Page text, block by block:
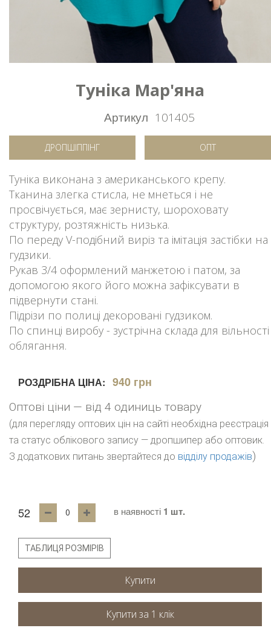
Туніка Мар'яна
Артикул 101405
ДРОПШІППІНГ ОПТ
Туніка виконана з американського крепу.
Тканина злегка стисла, не мнеться і не
просвічується, має зернисту, шороховату
структуру, розтяжність низька.
По переду V-подібний виріз та імітація застібки на
гудзики.
Рукав 3/4 оформлений манжетою і патом, за
допомогою якого його можна зафіксувати в
підвернути стані.
Підрізи по полиці декоровані гудзиком.
По спинці виробу - зустрічна склада для вільності
облягання.
РОЗДРІБНА ЦІНА: 940 грн
Оптові ціни — від 4 одиниць товару
(для перегляду оптових цін на сайті необхідна реєстрація
та статус облікового запису — дропшипер або оптовик.
З додаткових питань звертайтеся до відділу продажів)
52 в наявності 1 шт.
ТАБЛИЦЯ РОЗМІРІВ
Купити